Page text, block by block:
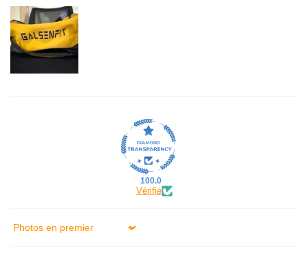
100.0
Vérifié
Sort by